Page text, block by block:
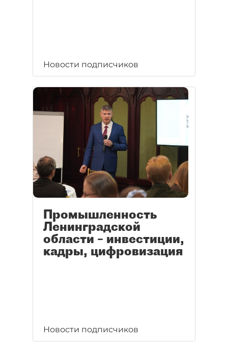
Новости подписчиков
Промышленность
Ленинградской
области – инвестиции,
кадры, цифровизация
Новости подписчиков